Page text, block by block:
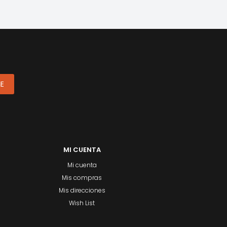
MI CUENTA
Mi cuenta
Mis compras
Mis direcciones
Wish List